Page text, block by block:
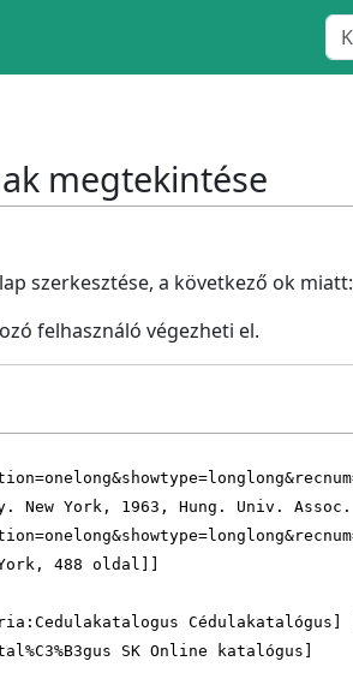
megtekintése
szerkesztése, a következő ok miatt:
felhasználó végezheti el.